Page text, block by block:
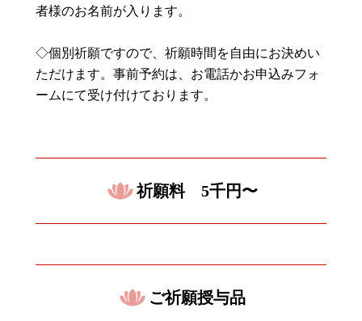
者様のお名前が入ります。
◇個別祈願ですので、祈願時間を自由にお決めい
ただけます。事前予約は、お電話かお申込みフォ
ームにて受け付けております。
祈願料 5千円〜
ご祈願授与品